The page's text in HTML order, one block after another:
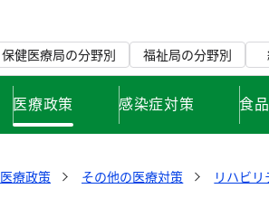
保健医療局の分野別 福祉局の分野別
医療政策 感染症対策 食
医療政策 その他の医療対策 リハビ